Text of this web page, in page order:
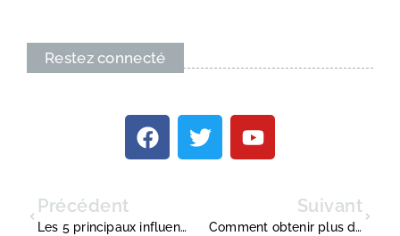
Restez connecté
Précédent
Les 5 principaux influenceurs du marketing numérique à suivre sur Twitter
Suivant
Comment obtenir plus de vues sur TikTok : 10 conseils rapides